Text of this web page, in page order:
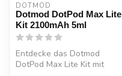
DOTMOD
Dotmod DotPod Max Lite
Kit 2100mAh 5ml
Entdecke das Dotmod
DotPod Max Lite Kit mit